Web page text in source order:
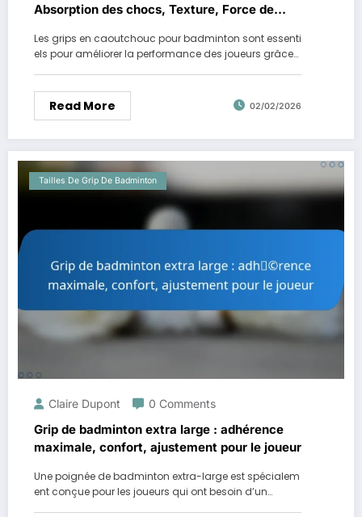
Absorption des chocs, Texture, Force de
Les grips en caoutchouc pour badminton sont essenti
els pour améliorer la performance des joueurs grâce…
Read More 02/02/2026
Tailles De Grip De Badminton
Claire Dupont 0 Comments
Grip de badminton extra large : adhérence
maximale, confort, ajustement pour le joueur
Une poignée de badminton extra-large est spécialem
ent conçue pour les joueurs qui ont besoin d’un…